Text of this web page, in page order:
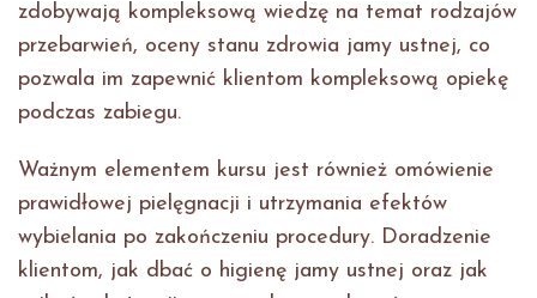
zdobywają kompleksową wiedzę na temat rodzajów
przebarwień, oceny stanu zdrowia jamy ustnej, co
pozwala im zapewnić klientom kompleksową opiekę
podczas zabiegu.
Ważnym elementem kursu jest również omówienie
prawidłowej pielęgnacji i utrzymania efektów
wybielania po zakończeniu procedury. Doradzenie
klientom, jak dbać o higienę jamy ustnej oraz jak